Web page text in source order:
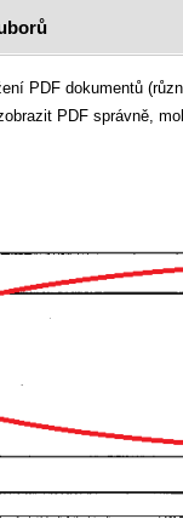
PDF dokumentů
PDF správně,